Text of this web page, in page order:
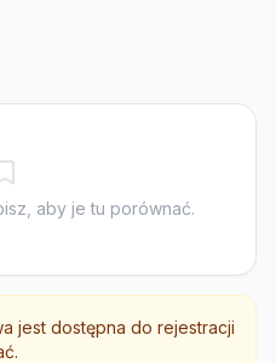
aby je tu porównać.
jest dostępna do rejestracji